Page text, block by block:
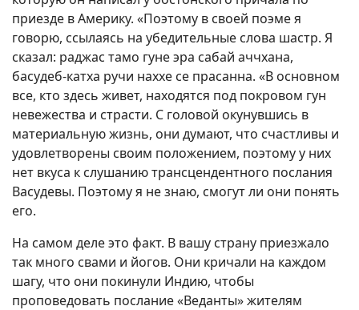
приезде в Америку. «Поэтому в своей поэме я
говорю, ссылаясь на убедительные слова шастр. Я
сказал: раджас тамо гуне эра сабай аччхана,
басудеб-катха ручи наххе се прасанна. «В основном
все, кто здесь живет, находятся под покровом гун
невежества и страсти. С головой окунувшись в
материальную жизнь, они думают, что счастливы и
удовлетворены своим положением, поэтому у них
нет вкуса к слушанию трансцендентного послания
Васудевы. Поэтому я не знаю, смогут ли они понять
его.
На самом деле это факт. В вашу страну приезжало
так много свами и йогов. Они кричали на каждом
шагу, что они покинули Индию, чтобы
проповедовать послание «Веданты» жителям